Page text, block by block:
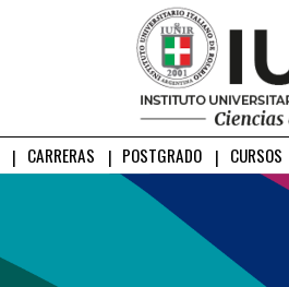
CARRERAS POSTGRADO CURSOS